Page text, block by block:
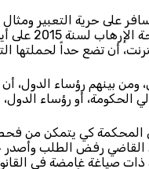
على حرية التعبير
في إساءة
أن تضع حداً لحملتها
بينهم رؤساء الدول، أن
الحكومة، أو رؤساء الدول،
كي يتمكن من
القاضي رفض الطلب وأصدر